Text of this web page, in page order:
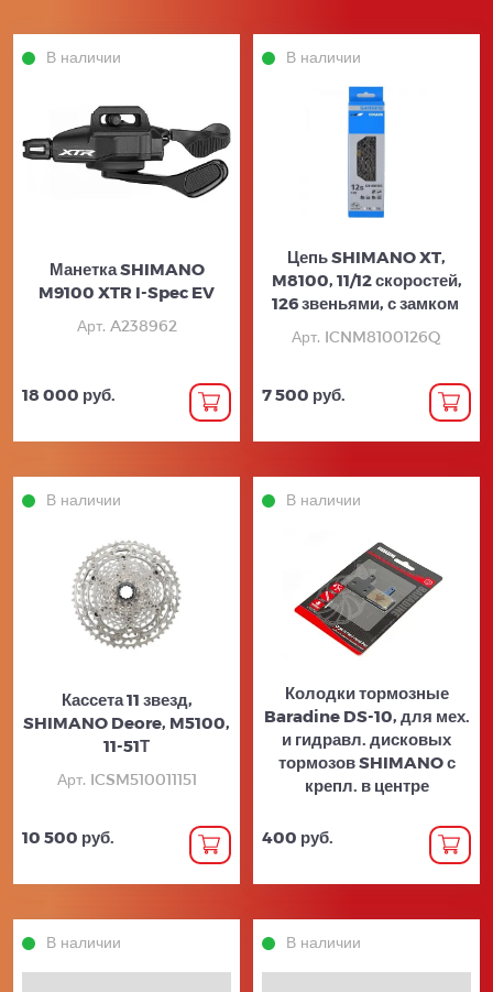
В наличии
Манетка SHIMANO
M9100 XTR I-Spec EV
Арт. A238962
18 000 руб.
В наличии
Цепь SHIMANO XT,
M8100, 11/12 скоростей,
126 звеньями, с замком
Арт. ICNM8100126Q
7 500 руб.
В наличии
Кассета 11 звезд,
SHIMANO Deore, M5100,
11-51Т
Арт. ICSM510011151
10 500 руб.
В наличии
Колодки тормозные
Baradine DS-10, для мех.
и гидравл. дисковых
тормозов SHIMANO с
крепл. в центре
400 руб.
В наличии В наличии